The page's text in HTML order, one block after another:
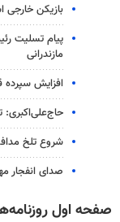
بازیکن خارجی
پیام تسلیت
مازندرانی
افزایش سپرده
حاج‌علی‌اکبری:
شروع تلخ
صدای انفجار
صفحه اول